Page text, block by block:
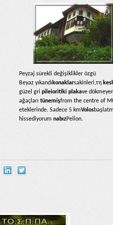
Peyzaj sürekli değişiklikler özgü
Beyaz yıkandı konaklarsakinleri,τη
güzel gripileioritiki plakave
ağaçlarıtünemişfrom the centre of
eteklerinde. Sadece 5 kmVolos
hissediyorumnabızPelion.